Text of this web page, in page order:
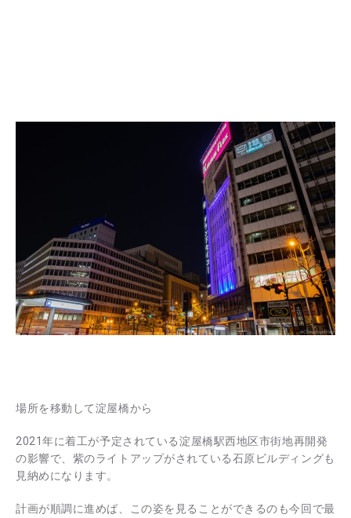
場所を移動して淀屋橋から
2021年に着工が予定されている淀屋橋駅西地区市街地再開発
の影響で、紫のライトアップがされている石原ビルディングも
見納めになります。
計画が順調に進めば、この姿を見ることができるのも今回で最